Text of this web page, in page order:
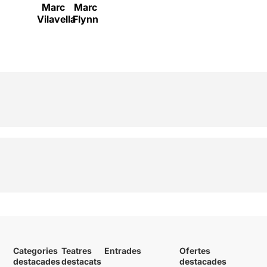
Marc
Vilavella
Marc
Flynn
Categories
destacades
Teatres
destacats
Entrades
Ofertes
destacades